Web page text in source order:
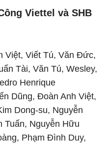
Viettel và SHB
Việt, Viết Tú, Văn Đức,
Tài, Văn Tú, Wesley,
Henrique
Dũng, Đoàn Anh Việt,
Dong-su, Nguyễn
Tuấn, Nguyễn Hữu
Phạm Đình Duy,